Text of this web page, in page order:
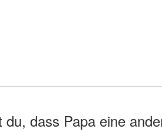
dass Papa eine